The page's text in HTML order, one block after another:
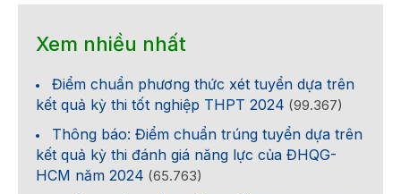
Xem nhiều nhất
Điểm chuẩn phương thức xét tuyển dựa trên
kết quả kỳ thi tốt nghiệp THPT 2024 (99.367)
Thông báo: Điểm chuẩn trúng tuyển dựa trên
kết quả kỳ thi đánh giá năng lực của ĐHQG-
HCM năm 2024 (65.763)